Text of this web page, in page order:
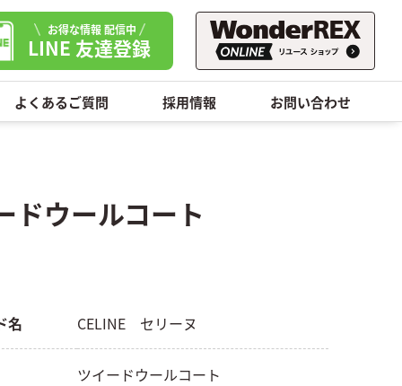
お得な情報 配信中
LINE 友達登録
よくあるご質問 採用情報 お問い合わせ
ウールコート
名 CELINE セリーヌ
ツイードウールコート